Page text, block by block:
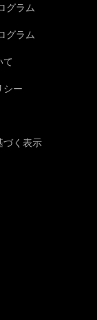
グラム
グラム
て
シー
づく表示